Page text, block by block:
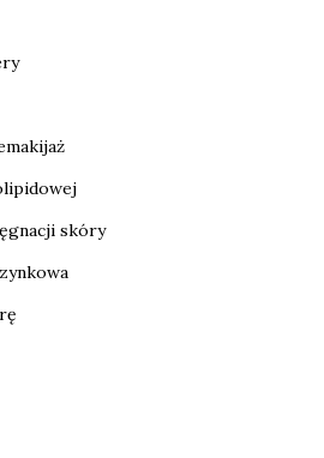
skóry